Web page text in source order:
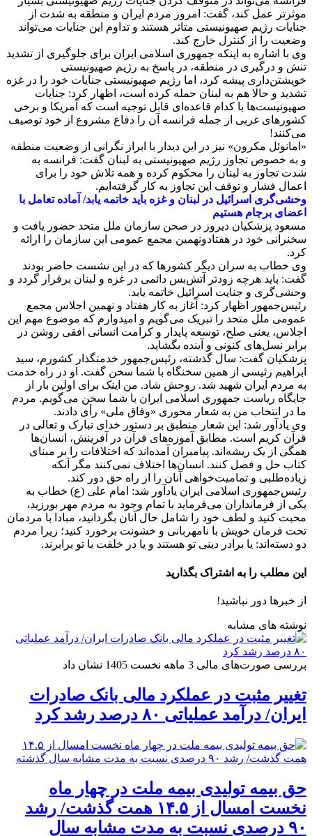
موثرتر عمل کند، گفت: امروز مردم ایران و منطقه به شدت از
جنایات رژیم صهیونیستی متاثر هستند و تداوم این جنایات می‌تواند
وضعیت را از کنترل خارج کند.
وی با اشاره به اینکه جمهوری اسلامی ایران برای جلوگیری از تشدید
تنش و درگیری در منطقه، در پاسخ به رژیم صهیونیستی
خویشتن‌داری پیشه کرد، اما رژیم صهیونیستی جنایات خود را در غزه
تشدید و حالا هم به لبنان حمله کرده است، اظهار کرد: جنایات
صهیونیست‌ها با کدام قاعده‌ای قابل توجیه است که آمریکا و برخی
کشورهای غربی از جمله فرانسه آن را دفاع مشروع از خود توصیف
می‌کنند!
«امانوئل مکرون» نیز در این دیدار با ابراز نگرانی از وضعیت منطقه
و به خصوص تجاوز رژیم صهیونیستی به لبنان گفت: فرانسه به
شدت تجاوز به لبنان را محکوم کرده و همه تلاش خود را برای
اعمال فشار و توقف این تجاوز به کار گرفته‌ایم.
وحشی‌گری اسرائیل در لبنان و غزه باید خاتمه یابد/ آماده تعامل با
اعضای برجام هستیم
مسعود پزشکیان دیروز در صحن سازمان ملل متحد حضور یافت و
سخنرانی خود در هفتادونهمین مجمع عمومی این سازمان را ارائه
کرد.
وی خطاب به سران دیگر کشورها که در این نشست حاضر بودند
گفت: باید هرچه زودتر آتش‌بس دائمی در غزه و لبنان برقرار گردد و
وحشی‌گری و جنایت اسرائیل خاتمه یابد.
رئیس‌جمهور اظهار کرد: آغاز به کار هفتاد و نهمین اجلاس مجمع
عمومی ملل متحد را تبریک می‌گویم و امیدوارم که موضوع مهم این
اجلاس، یعنی صلح، توسعه پایدار و کرامت انسانی افقی روشن در
برابر نسل‌های کنونی و آینده بگشاید.
پزشکیان گفت: سال گذشته، رئیس‌جمهور خدمتگذار کشورم، سید
ابراهیم رئیسی از همین سخنگاه با شما سخن گفت. او در راه خدمت
به مردم ایران شهید شد. روحش شاد. من اینک برای اولین بار از
جایگاه ریاست جمهوری اسلامی ایران با شما سخن می‌گویم. مردم
ما در انتخاب من به شعار محوری «وفاق ملی» رأی دادند.
وی یادآور شد: این شعار منطبق بر دستور خدای تبارک و تعالی در
قرآن کریم است. مطابق آموزه‌های قرآن در آفرینش، انسان‌ها
همگی از یک ریشه‌اند. پیامبران آمده‌اند که اختلافات را بر مبنای
کتاب حل و فصل کنند. انسان‌ها اختلاف نمی‌کنند مگر آنکه
زیاده‌طلبی و تمامیت‌خواهی آنان را از راه حق دور کند.
رئیس‌جمهوری اسلامی ایران یادآور شد: امام علی (ع) خطاب به
یکی از فرمانداران می‌فرماید با تمام وجود به مردم مهر بورزید،
محبت کنید و لطف خود را شامل حال آنان بگردانید، مبادا با مردمان
تحت فرمان خویش با نامهربانی و خشونت برخورد کنید؛ زیرا مردم
دو دسته‌اند: یا برادر دینی تو هستند و یا در خلقت با تو برابرند.
این مطلب را به اشتراک بگذارید
از خبرها دور نباشید!
نوشته های مشابه
بررسی صورت‌های مالی 3 ماهه نخست 1405 نشان داد
تغییر مثبت در عملکرد مالی بانک صادرات
ایران/ درآمد عملیاتی ۸۰ درصد رشد کرد
حق بیمه تولیدی بیمه ملت در چهار ماه
نخست امسال از ۱۴.۵ همت گذشت/ رشد
۹۰ درصدی نسبت به مدت مشابه سال